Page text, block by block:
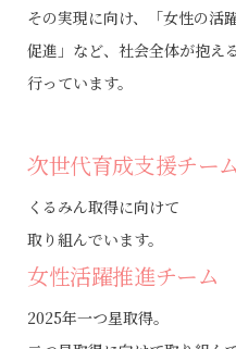
その実現に向け、「女性の活
促進」など、社会全体が抱え
行っています。
次世代育成支援チーム
くるみん取得に向けて
取り組んでいます。
女性活躍推進チーム
2025年一つ星取得。